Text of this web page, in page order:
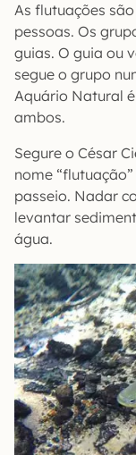
As flutuações
pessoas. Os
guias. O guia ou
segue o grupo
Aquário Natural
ambos.
Segure o César
nome
passeio. Nadar
levantar
água.